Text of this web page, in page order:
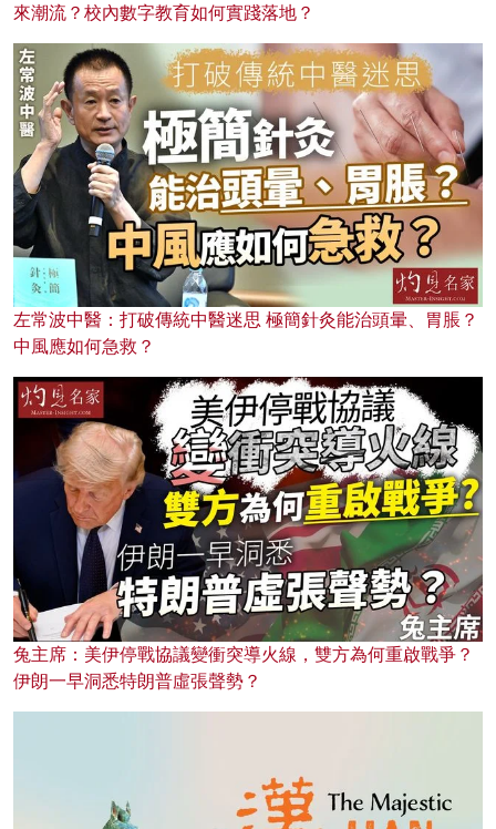
來潮流？校內數字教育如何實踐落地？
左常波中醫：打破傳統中醫迷思 極簡針灸能治頭暈、胃脹？
中風應如何急救？
兔主席：美伊停戰協議變衝突導火線，雙方為何重啟戰爭？
伊朗一早洞悉特朗普虛張聲勢？